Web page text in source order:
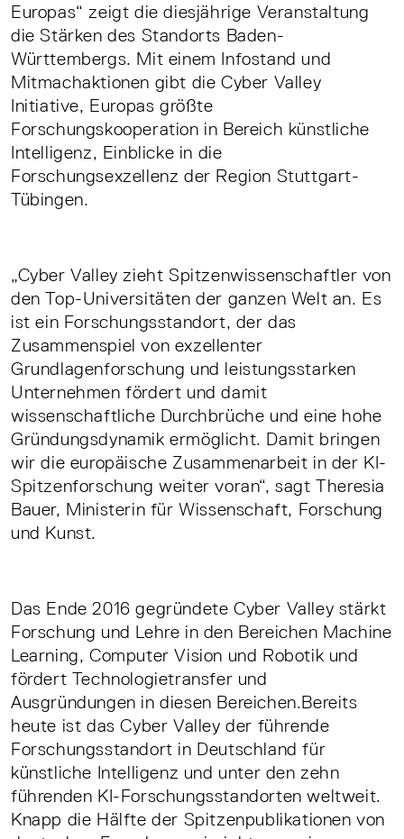
Europas“ zeigt die diesjährige Veranstaltung
die Stärken des Standorts Baden-
Württembergs. Mit einem Infostand und
Mitmachaktionen gibt die Cyber Valley
Initiative, Europas größte
Forschungskooperation in Bereich künstliche
Intelligenz, Einblicke in die
Forschungsexzellenz der Region Stuttgart-
Tübingen.
„Cyber Valley zieht Spitzenwissenschaftler von
den Top-Universitäten der ganzen Welt an. Es
ist ein Forschungsstandort, der das
Zusammenspiel von exzellenter
Grundlagenforschung und leistungsstarken
Unternehmen fördert und damit
wissenschaftliche Durchbrüche und eine hohe
Gründungsdynamik ermöglicht. Damit bringen
wir die europäische Zusammenarbeit in der KI-
Spitzenforschung weiter voran“, sagt Theresia
Bauer, Ministerin für Wissenschaft, Forschung
und Kunst.
Das Ende 2016 gegründete Cyber Valley stärkt
Forschung und Lehre in den Bereichen Machine
Learning, Computer Vision und Robotik und
fördert Technologietransfer und
Ausgründungen in diesen Bereichen.Bereits
heute ist das Cyber Valley der führende
Forschungsstandort in Deutschland für
künstliche Intelligenz und unter den zehn
führenden KI-Forschungsstandorten weltweit.
Knapp die Hälfte der Spitzenpublikationen von